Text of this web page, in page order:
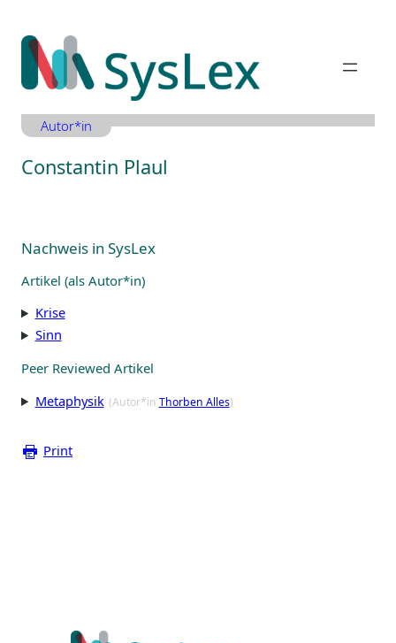
Inhalt
springen
Autor*in
Constantin Plaul
Nachweis in SysLex
Artikel (als Autor*in)
Krise
Sinn
Peer Reviewed Artikel
Metaphysik (Autor*in Thorben Alles)
Print